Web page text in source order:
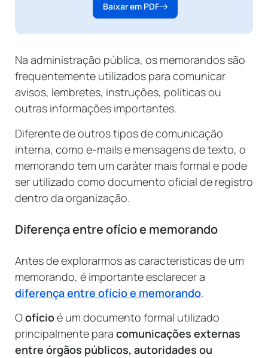
Baixar em PDF
Na administração pública, os memorandos são
frequentemente utilizados para comunicar
avisos, lembretes, instruções, políticas ou
outras informações importantes.
Diferente de outros tipos de comunicação
interna, como e-mails e mensagens de texto, o
memorando tem um caráter mais formal e pode
ser utilizado como documento oficial de registro
dentro da organização.
Diferença entre ofício e memorando
Antes de explorarmos as características de um
memorando, é importante esclarecer a
diferença entre ofício e memorando.
Oofícioé um documento formal utilizado
principalmente para comunicações externas
entre órgãos públicos, autoridades ou